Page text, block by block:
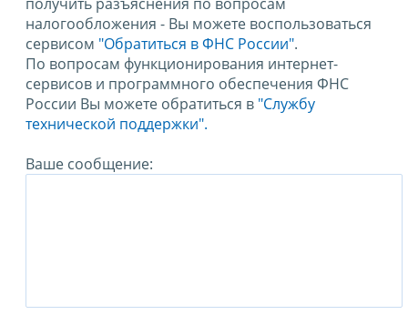
получить разъяснения по вопросам
налогообложения - Вы можете воспользоваться
сервисом "Обратиться в ФНС России".
По вопросам функционирования интернет-
сервисов и программного обеспечения ФНС
России Вы можете обратиться в "Службу
технической поддержки".
Ваше сообщение: